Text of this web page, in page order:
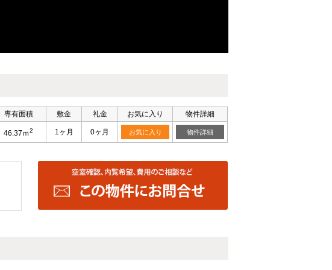
専有面積 敷金 礼金 お気に入り 物件詳細
46.37ｍ2 1ヶ月 0ヶ月 お気に入り 物件詳細